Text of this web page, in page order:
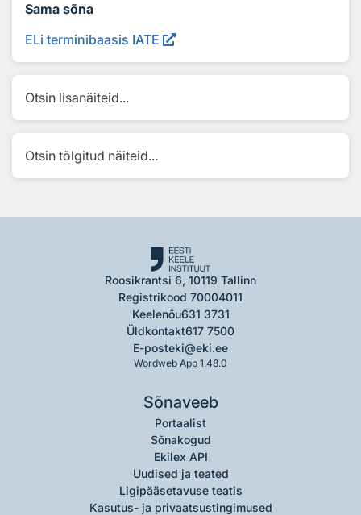
Sama sõna
ELi terminibaasis IATE
Otsin lisanäiteid...
Otsin tõlgitud näiteid...
Roosikrantsi 6, 10119 Tallinn
Registrikood 70004011
Keelenõu631 3731
Üldkontakt617 7500
E-posteki@eki.ee
Wordweb App 1.48.0
Sõnaveeb
Portaalist
Sõnakogud
Ekilex API
Uudised ja teated
Ligipääsetavuse teatis
Kasutus- ja privaatsustingimused